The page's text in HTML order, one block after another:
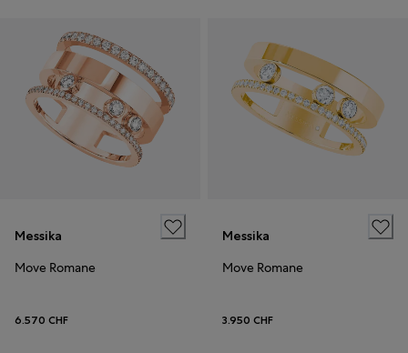
Messika
Move Romane
6.570 CHF
Messika
Move Romane
3.950 CHF